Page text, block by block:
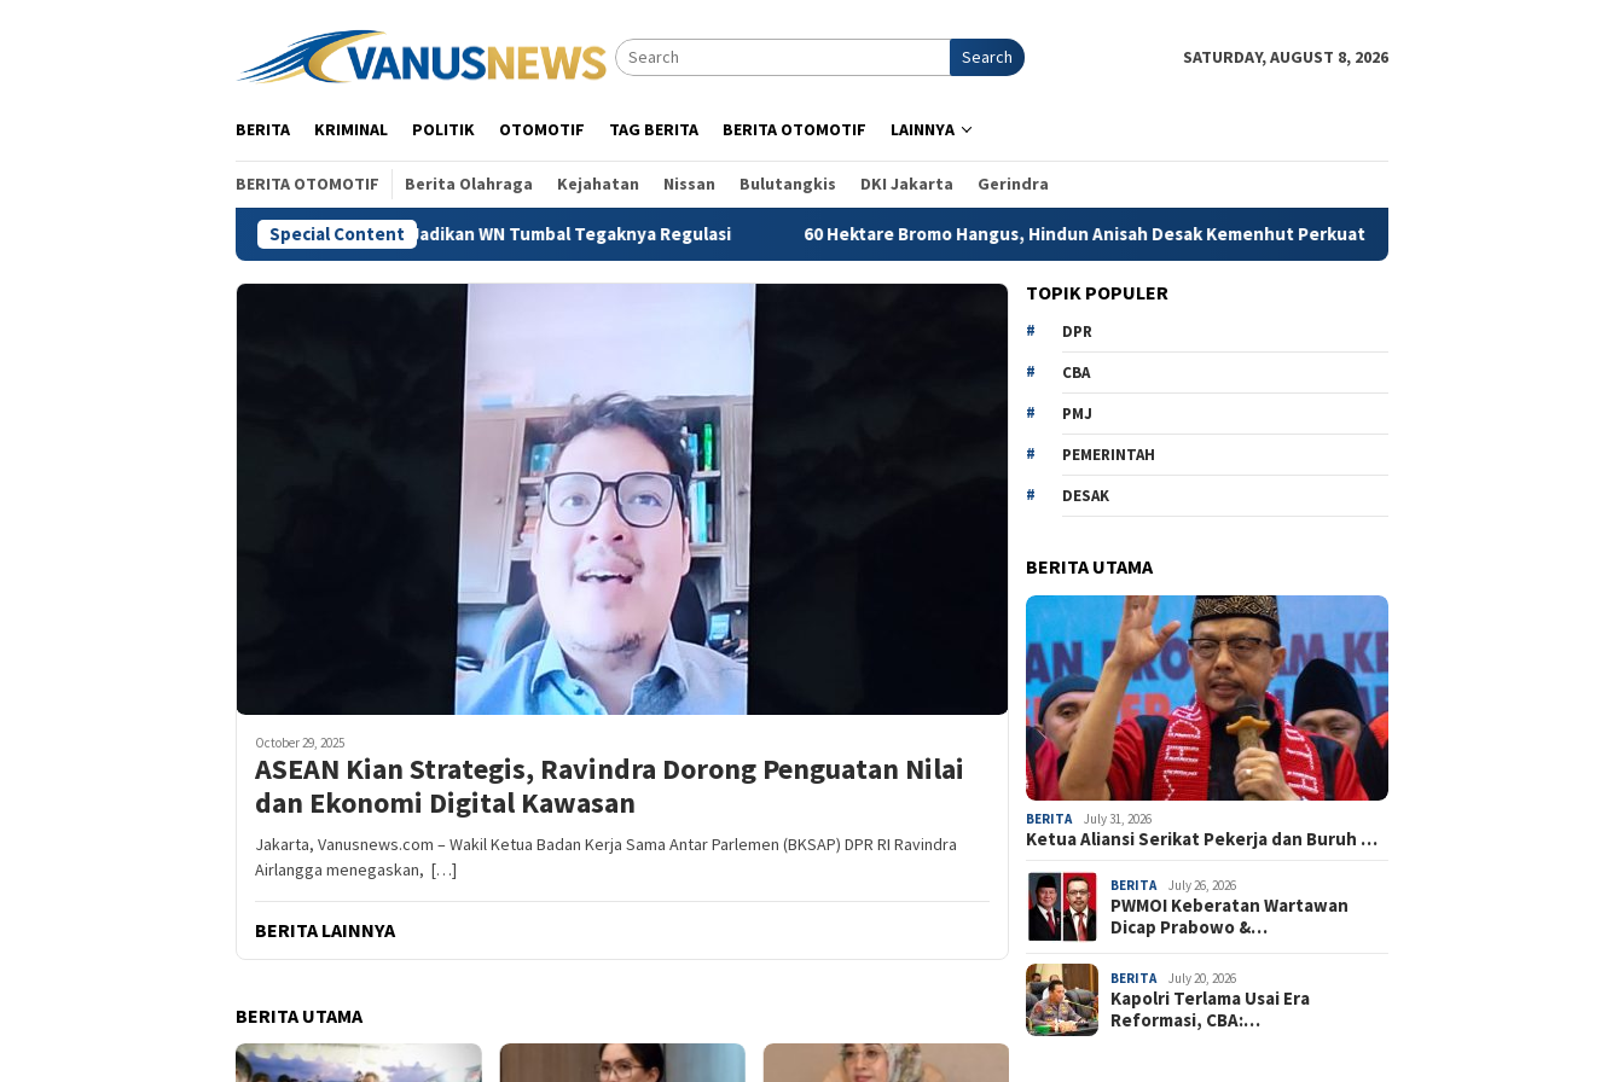
Search SATURDAY, AUGUST 8, 2026
BERITA KRIMINAL POLITIK OTOMOTIF TAG BERITA BERITA OTOMOTIF LAINNYA
BERITA OTOMOTIF Berita Olahraga Kejahatan Nissan Bulutangkis DKI Jakarta Gerindra
Special Content
Vidi Batal Demi Hukum, Jangan Jadikan WN Tumbal Tegaknya Regulasi 60 Hektare Bromo Hangus, Hindun Anisah Desak Kemenhut Perkuat Mitigasi Dini Karhutla
October 29, 2025
ASEAN Kian Strategis, Ravindra Dorong Penguatan Nilai
dan Ekonomi Digital Kawasan
Jakarta, Vanusnews.com – Wakil Ketua Badan Kerja Sama Antar Parlemen (BKSAP) DPR RI Ravindra
Airlangga menegaskan, […]
BERITA LAINNYA
BERITA UTAMA
TOPIK POPULER
DPR
CBA
PMJ
PEMERINTAH
DESAK
BERITA UTAMA
BERITA July 31, 2026
Ketua Aliansi Serikat Pekerja dan Buruh …
BERITA July 26, 2026
PWMOI Keberatan Wartawan
Dicap Prabowo &…
BERITA July 20, 2026
Kapolri Terlama Usai Era
Reformasi, CBA:…